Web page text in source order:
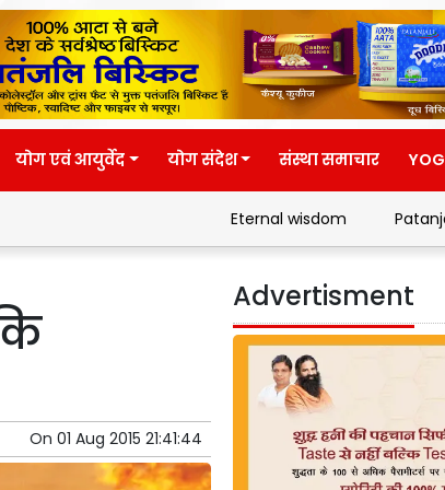
योग एवं आयुर्वेद योग संदेश संस्था समाचार
Patanjali's Yoga,
On 01 Aug 2015 21:41:44
Advertisment